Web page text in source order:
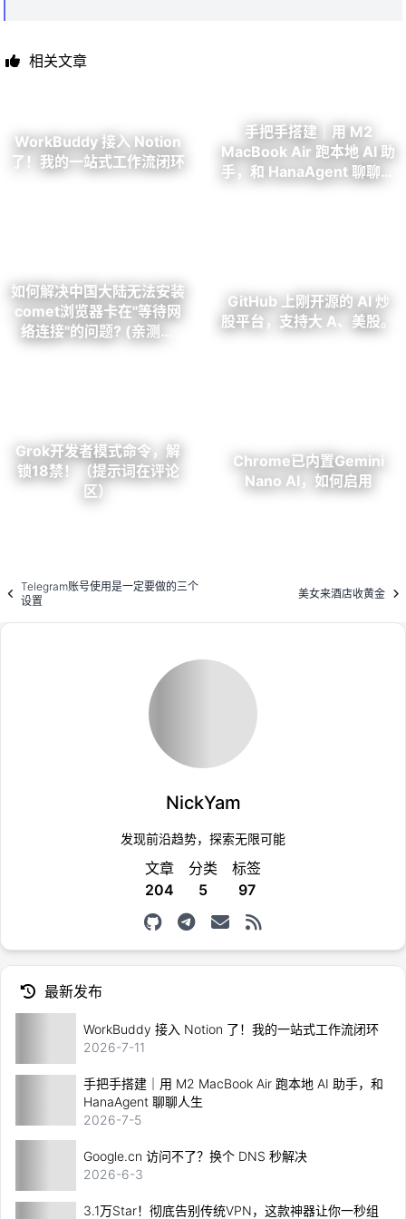
相关文章
WorkBuddy 接入 Notion
了！我的一站式工作流闭环
手把手搭建｜用 M2
MacBook Air 跑本地 AI 助
手，和 HanaAgent 聊聊人
如何解决中国大陆无法安装
comet浏览器卡在"等待网
络连接"的问题? (亲测有
GitHub 上刚开源的 AI 炒
股平台，支持大 A、美股。
Grok开发者模式命令，解
锁18禁！（提示词在评论
区）
Chrome已内置Gemini
Nano AI，如何启用
Telegram账号使用是一定要做的三个
设置
美女来酒店收黄金
Loading...
NickYam
发现前沿趋势，探索无限可能
文章
204
分类
5
标签
97
最新发布
WorkBuddy 接入 Notion 了！我的一站式工作流闭环
2026-7-11
手把手搭建｜用 M2 MacBook Air 跑本地 AI 助手，和
HanaAgent 聊聊人生
2026-7-5
Google.cn 访问不了？换个 DNS 秒解决
2026-6-3
3.1万Star！彻底告别传统VPN，这款神器让你一秒组